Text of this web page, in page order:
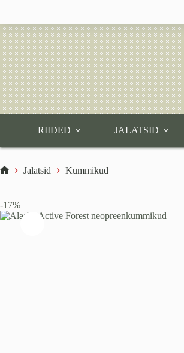
content
RIIDED JALATSID
Jalatsid Kummikud
-17%